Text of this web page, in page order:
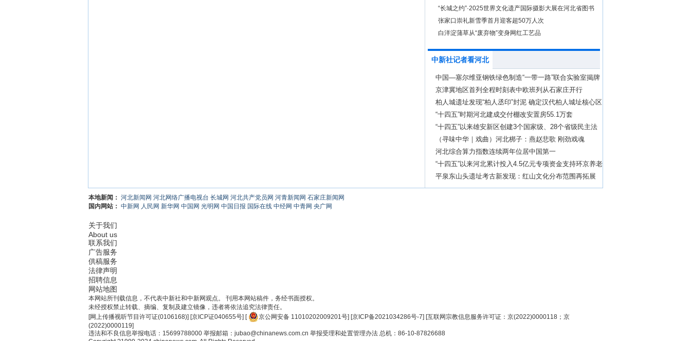
“长城之约”·2025世界文化遗产国际摄影大展在河北省图书
馆开展
张家口崇礼新雪季首月迎客超50万人次
白洋淀蒲草从“废弃物”变身网红工艺品
中新社记者看河北
中国—塞尔维亚钢铁绿色制造“一带一路”联合实验室揭牌
京津冀地区首列全程时刻表中欧班列从石家庄开行
柏人城遗址发现“柏人丞印”封泥 确定汉代柏人城址核心区
“十四五”时期河北建成交付棚改安置房55.1万套
“十四五”以来雄安新区创建3个国家级、28个省级民主法
治示范村（社区）
（寻味中华｜戏曲）河北梆子：燕赵悲歌 刚劲戏魂
河北综合算力指数连续两年位居中国第一
“十四五”以来河北累计投入4.5亿元专项资金支持环京养老
服务高质量发展
平泉东山头遗址考古新发现：红山文化分布范围再拓展
本地新闻： 河北新闻网 河北网络广播电视台 长城网 河北共产党员网 河青新闻网 石家庄新闻网
国内网站： 中新网 人民网 新华网 中国网 光明网 中国日报 国际在线 中经网 中青网 央广网
关于我们
About us
联系我们
广告服务
供稿服务
法律声明
招聘信息
网站地图
本网站所刊载信息，不代表中新社和中新网观点。 刊用本网站稿件，务经书面授权。
未经授权禁止转载、摘编、复制及建立镜像，违者将依法追究法律责任。
[网上传播视听节目许可证(0106168)] [京ICP证040655号] [ 京公网安备 11010202009201号] [京ICP备2021034286号-7] [互联网宗教信息服务许可证：京(2022)0000118；京
(2022)0000119]
违法和不良信息举报电话：15699788000 举报邮箱：jubao@chinanews.com.cn 举报受理和处置管理办法 总机：86-10-87826688